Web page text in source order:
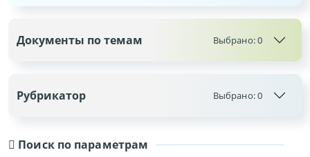
Поиск по параметрам
Документы по темам Выбрано:0
Рубрикатор Выбрано:0